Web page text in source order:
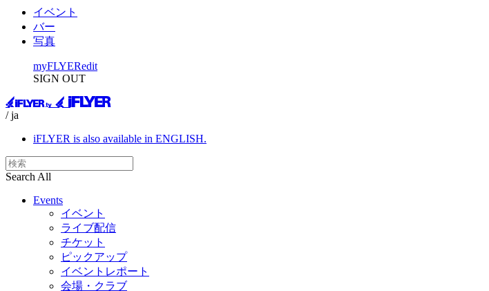
イベント
バー
写真
myFLYERedit
SIGN OUT
/ ja
iFLYER is also available in ENGLISH.
Search All
Events
イベント
ライブ配信
チケット
ピックアップ
イベントレポート
会場・クラブ